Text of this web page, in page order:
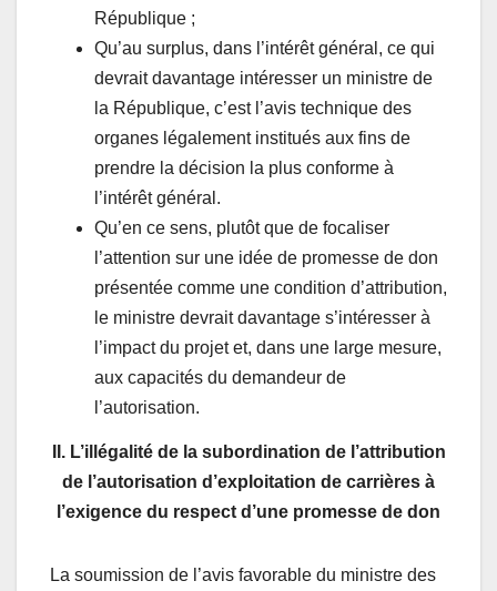
République ;
Qu’au surplus, dans l’intérêt général, ce qui
devrait davantage intéresser un ministre de
la République, c’est l’avis technique des
organes légalement institués aux fins de
prendre la décision la plus conforme à
l’intérêt général.
Qu’en ce sens, plutôt que de focaliser
l’attention sur une idée de promesse de don
présentée comme une condition d’attribution,
le ministre devrait davantage s’intéresser à
l’impact du projet et, dans une large mesure,
aux capacités du demandeur de
l’autorisation.
II. L’illégalité de la subordination de l’attribution
de l’autorisation d’exploitation de carrières à
l’exigence du respect d’une promesse de don
La soumission de l’avis favorable du ministre des